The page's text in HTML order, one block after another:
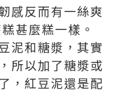
感反而有一絲爽
甚麼糕一樣。
泥和糖漿，其實
所以加了糖漿或
，紅豆泥還是配